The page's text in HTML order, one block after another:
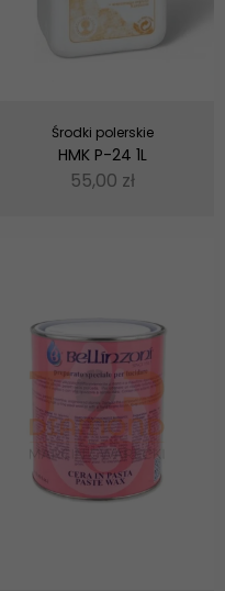
Środki polerskie
HMK P-24 1L
55,00 zł